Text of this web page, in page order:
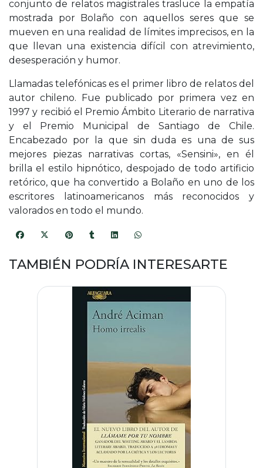
conjunto de relatos magistrales trasluce la empatía
mostrada por Bolaño con aquellos seres que se
mueven en una realidad de límites imprecisos, en la
que llevan una existencia difícil con atrevimiento,
desesperación y humor.
Llamadas telefónicas es el primer libro de relatos del
autor chileno. Fue publicado por primera vez en
1997 y recibió el Premio Ámbito Literario de narrativa
y el Premio Municipal de Santiago de Chile.
Encabezado por la que sin duda es una de sus
mejores piezas narrativas cortas, «Sensini», en él
brilla el estilo hipnótico, despojado de todo artificio
retórico, que ha convertido a Bolaño en uno de los
escritores latinoamericanos más reconocidos y
valorados en todo el mundo.
TAMBIÉN PODRÍA INTERESARTE